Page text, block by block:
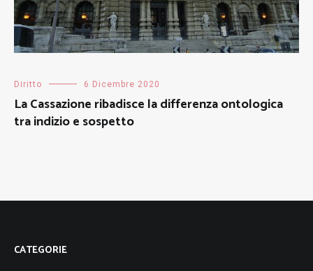
Diritto 6 Dicembre 2020
La Cassazione ribadisce la differenza ontologica
tra indizio e sospetto
CATEGORIE